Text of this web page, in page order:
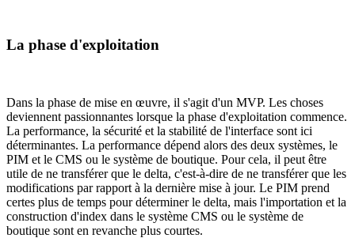
La phase d'exploitation
Dans la phase de mise en œuvre, il s'agit d'un MVP. Les choses
deviennent passionnantes lorsque la phase d'exploitation commence.
La performance, la sécurité et la stabilité de l'interface sont ici
déterminantes. La performance dépend alors des deux systèmes, le
PIM et le CMS ou le système de boutique. Pour cela, il peut être
utile de ne transférer que le delta, c'est-à-dire de ne transférer que les
modifications par rapport à la dernière mise à jour. Le PIM prend
certes plus de temps pour déterminer le delta, mais l'importation et la
construction d'index dans le système CMS ou le système de
boutique sont en revanche plus courtes.